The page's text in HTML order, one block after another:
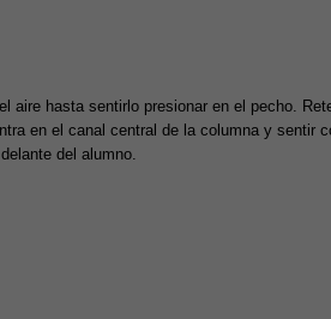
aire hasta sentirlo presionar en el pecho.
en el canal central de la columna y sentir
del alumno.